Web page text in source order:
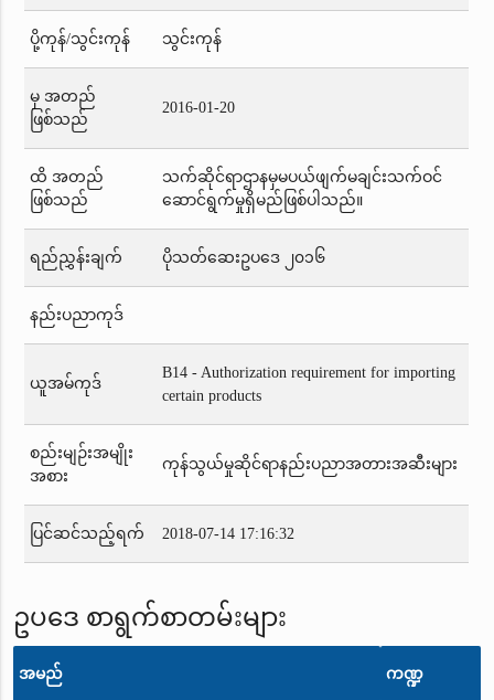
ပို့ကုန်/သွင်းကုန် သွင်းကုန်
မှ အတည်
ဖြစ်သည်
2016-01-20
ထိ အတည်
ဖြစ်သည်
သက်ဆိုင်ရာဌာနမှမပယ်ဖျက်မချင်းသက်ဝင်
ဆောင်ရွက်မှုရှိမည်ဖြစ်ပါသည်။
ရည်ညွှန်းချက် ပိုသတ်ဆေးဥပဒေ ၂၀၁၆
နည်းပညာကုဒ်
ယူအမ်ကုဒ်
B14 - Authorization requirement for importing
certain products
စည်းမျဉ်းအမျိုး
အစား
ကုန်သွယ်မှုဆိုင်ရာနည်းပညာအတားအဆီးများ
ပြင်ဆင်သည့်ရက် 2018-07-14 17:16:32
ဥပဒေ စာရွက်စာတမ်းများ
အမည် ကဏ္ဍ